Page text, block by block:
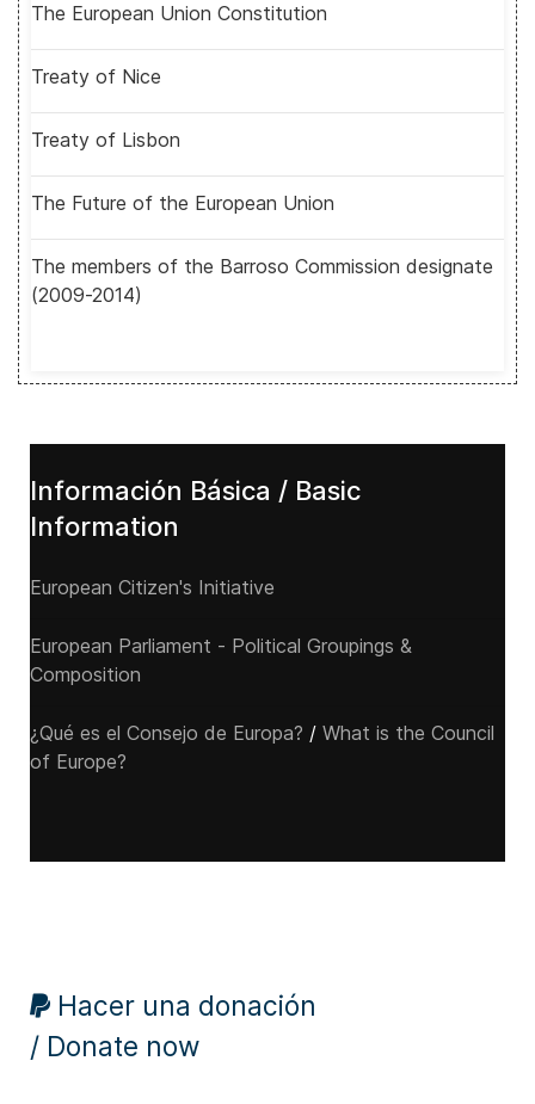
The European Union Constitution
Treaty of Nice
Treaty of Lisbon
The Future of the European Union
The members of the Barroso Commission designate
(2009-2014)
Información Básica / Basic
Information
European Citizen's Initiative
European Parliament - Political Groupings &
Composition
¿Qué es el Consejo de Europa? / What is the Council
of Europe?
Hacer una donación
/ Donate now